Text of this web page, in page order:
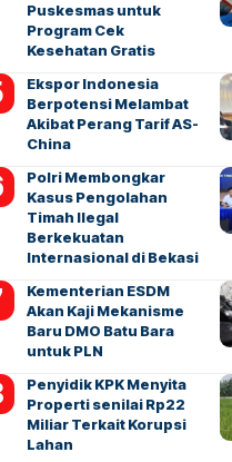
Puskesmas untuk
Program Cek
Kesehatan Gratis
Ekspor Indonesia
Berpotensi Melambat
Akibat Perang Tarif AS-
China
Polri Membongkar
Kasus Pengolahan
Timah Ilegal
Berkekuatan
Internasional di Bekasi
Kementerian ESDM
Akan Kaji Mekanisme
Baru DMO Batu Bara
untuk PLN
Penyidik KPK Menyita
Properti senilai Rp22
Miliar Terkait Korupsi
Lahan